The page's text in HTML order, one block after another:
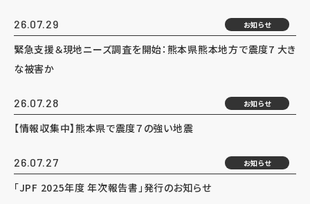
26.07.29 お知らせ
緊急支援＆現地ニーズ調査を開始：熊本県熊本地方で震度7 大き
な被害か
26.07.28 お知らせ
【情報収集中】熊本県で震度７の強い地震
26.07.27 お知らせ
「JPF 2025年度 年次報告書」発行のお知らせ